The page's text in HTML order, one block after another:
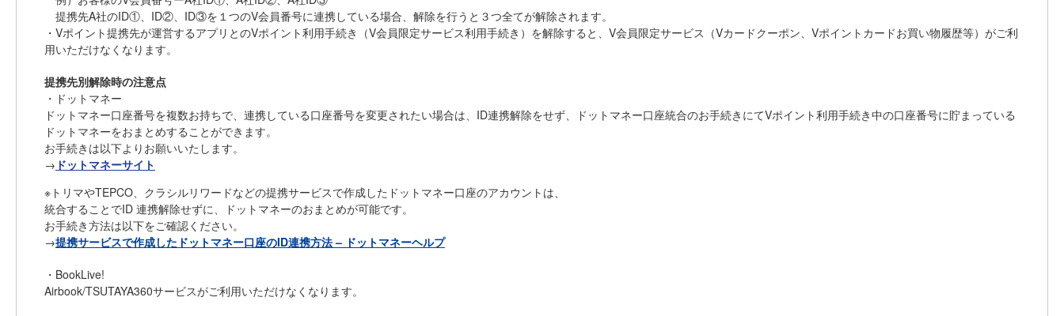
提携先A社のID①、ID②、ID③を１つのV会員番号に連携している場合、解除を行うと３つ全てが解除されます。
・Vポイント提携先が運営するアプリとのVポイント利用手続き（V会員限定サービス利用手続き）を解除すると、V会員限定サービス（Vカードクーポン、Vポイントカードお買い物履歴等）がご利
用いただけなくなります。
提携先別解除時の注意点
・ドットマネー
ドットマネー口座番号を複数お持ちで、連携している口座番号を変更されたい場合は、ID連携解除をせず、ドットマネー口座統合のお手続きにてVポイント利用手続き中の口座番号に貯まっている
ドットマネーをおまとめすることができます。
お手続きは以下よりお願いいたします。
→ ドットマネーサイト
※トリマやTEPCO、クラシルリワードなどの提携サービスで作成したドットマネー口座のアカウントは、
統合することでID 連携解除せずに、ドットマネーのおまとめが可能です。
お手続き方法は以下をご確認ください。
→提携サービスで作成したドットマネー口座のID連携方法 – ドットマネーヘルプ
・BookLive!
Airbook/TSUTAYA360サービスがご利用いただけなくなります。